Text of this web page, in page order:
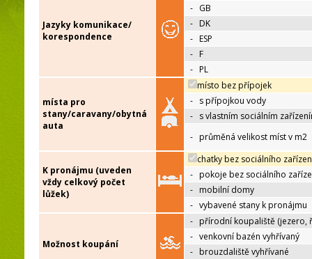
Jazyky komunikace/
korespondence
- GB
- DK
- ESP
- F
- PL
místa pro
stany/caravany/obytná
auta
místo bez přípojek
- s přípojkou vody
- s vlastním sociálním
- průměná velikost míst v m2
K pronájmu (uveden
vždy celkový počet
lůžek)
chatky bez sociálního
- pokoje bez sociálního
- mobilní domy
- vybavené stany k pronájmu
Možnost koupání
- přírodní koupaliště (jezero,
- venkovní bazén vyhřívaný
- brouzdaliště vyhřívané